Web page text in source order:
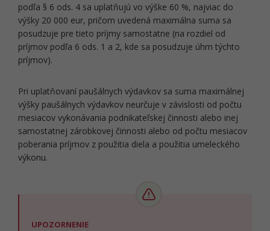
podľa § 6 ods. 4 sa uplatňujú vo výške 60 %, najviac do
výšky 20 000 eur, pričom uvedená maximálna suma sa
posudzuje pre tieto príjmy samostatne (na rozdiel od
príjmov podľa 6 ods. 1 a 2, kde sa posudzuje úhrn týchto
príjmov).
Pri uplatňovaní paušálnych výdavkov sa suma maximálnej
výšky paušálnych výdavkov neurčuje v závislosti od počtu
mesiacov vykonávania podnikateľskej činnosti alebo inej
samostatnej zárobkovej činnosti alebo od počtu mesiacov
poberania príjmov z použitia diela a použitia umeleckého
výkonu.
UPOZORNENIE